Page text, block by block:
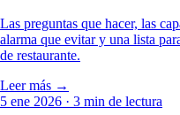
Las preguntas que hacer, las
alarma que evitar y una lista
de restaurante.
Leer más →
5 ene 2026 · 3 min de lectura